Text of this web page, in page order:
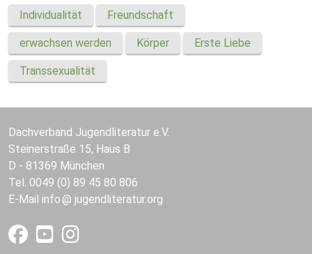
Individualität Freundschaft
erwachsen werden Körper Erste Liebe
Transsexualität
Dachverband Jugendliteratur e.V.
Steinerstraße 15, Haus B
D - 81369 München
Tel. 0049 (0) 89 45 80 806
E-Mail info jugendliteratur.org